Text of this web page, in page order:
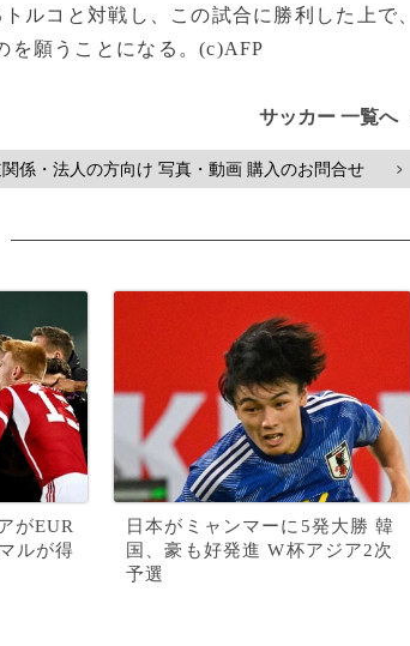
ルコと対戦し、この試合に勝利した上で、
を願うことになる。(c)AFP
サッカー 一覧へ
関係・法人の方向け 写真・動画 購入のお問合せ >
がEUR
ルが得
日本がミャンマーに5発大勝 韓
国、豪も好発進 W杯アジア2次
予選